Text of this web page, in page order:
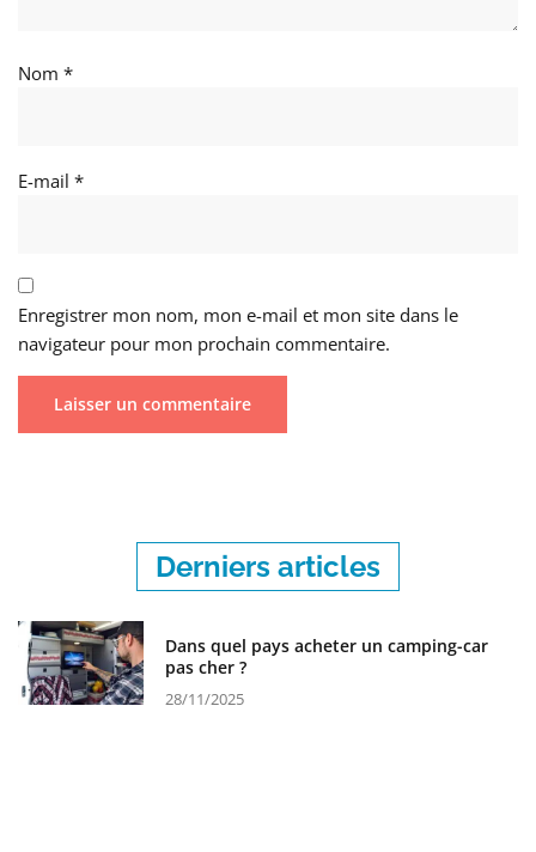
Nom *
E-mail *
Enregistrer mon nom, mon e-mail et mon site dans le
navigateur pour mon prochain commentaire.
Derniers articles
Dans quel pays acheter un camping-car
pas cher ?
28/11/2025